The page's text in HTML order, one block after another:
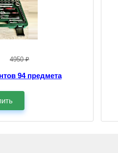
4950 ₽
94 предмета